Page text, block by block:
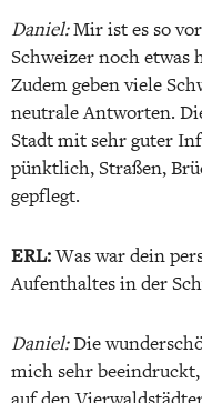
Daniel:Mir ist es so
Schweizer noch etwas
Zudem geben viele
neutrale Antworten.
Stadt mit sehr guter
pünktlich, Straßen,
gepflegt.
ERL:Was war dein
Aufenthaltes in der
Daniel:Die
mich sehr